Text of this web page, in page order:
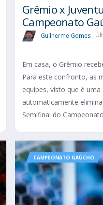
Grêmio x
Campeonato
Guilherme Gomes
Em casa, o Grêmio
Para este confronto, as
equipes, visto que é
automaticamente
Semifinal do
CAMPEONATO GAÚCHO